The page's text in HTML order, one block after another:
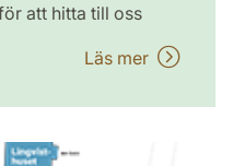
att hitta till oss
Läs mer